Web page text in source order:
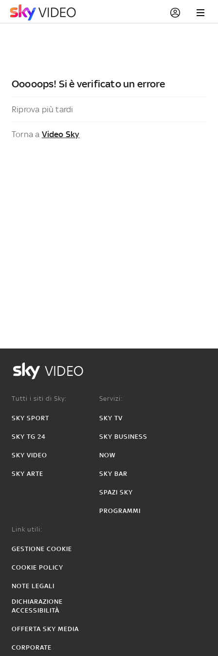
Ooooops! Si è verificato un errore
Riprova più tardi
Torna a Video Sky
VIDEO
Tutti i siti di Sky:
SKY SPORT
SKY TG 24
SKY VIDEO
SKY ARTE
Servizi:
SKY TV
SKY BUSINESS
NOW
SKY BAR
SPAZI SKY
PROGRAMMI
Link utili:
GESTIONE COOKIE
COOKIE POLICY
NOTE LEGALI
DICHIARAZIONE
ACCESSIBILITÀ
OFFERTA SKY MEDIA
CORPORATE